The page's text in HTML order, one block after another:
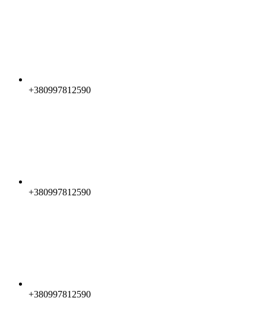
+380997812590
+380997812590
+380997812590